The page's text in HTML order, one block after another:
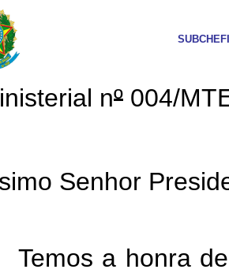
nº 004/
Senhor
Temos a honra